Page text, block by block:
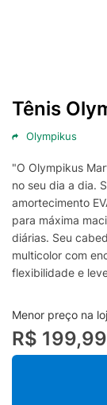
Tênis
Olympikus
"O Olympikus
no seu dia a dia.
amortecimento
para máxima
diárias. Seu
multicolor com
flexibilidade e
espuma,
calce, atacador
frequency com
em tecido dupla
com etiqueta de
Menor preço na
R$ 199,99